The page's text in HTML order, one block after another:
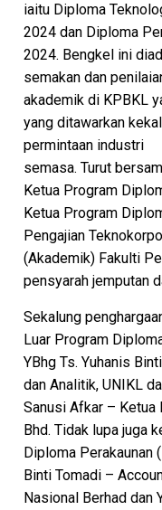
iaitu Diploma
2024 dan Diploma
2024. Bengkel ini
semakan dan
akademik di KPBKL
yang ditawarkan
permintaan industri
semasa. Turut
Ketua Program
Ketua Program
Pengajian
(Akademik) Fakulti
pensyarah jemputan
Sekalung
Luar Program
YBhg Ts. Yuhanis
dan Analitik, UNIKL
Sanusi Afkar –
Bhd. Tidak lupa juga
Diploma Perakaunan
Binti Tomadi –
Nasional Berhad dan